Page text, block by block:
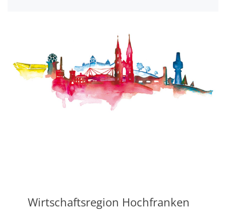
Wirtschaftsregion Hochfranken